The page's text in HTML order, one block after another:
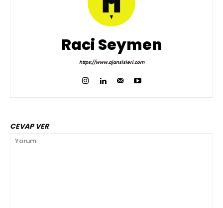
Raci Seymen
https://www.ajansisleri.com
CEVAP VER